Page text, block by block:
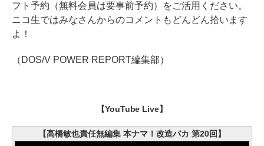
フト予約（無料会員は要事前予約）をご活用ください。
ニコ生ではみなさんからのコメントもどんどん拾います
よ！
（DOS/V POWER REPORT編集部）
【YouTube Live】
【高橋敏也責任無編集 本ナマ！改造バカ 第20回】